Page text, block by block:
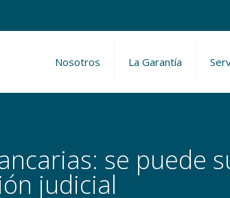
Nosotros La Garantía
se puede
judicial